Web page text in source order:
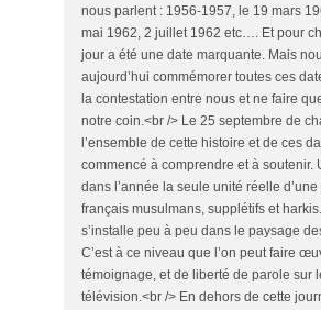
nous parlent : 1956-1957, le 19 mars
mai 1962, 2 juillet 1962 etc…. Et pour
jour a été une date marquante. Mais
aujourd’hui commémorer toutes ces
la contestation entre nous et ne faire
notre coin.<br /> Le 25 septembre de
l’ensemble de cette histoire et de ces
commencé à comprendre et à soutenir.
dans l’année la seule unité réelle
français musulmans, supplétifs et
s’installe peu à peu dans le paysage
C’est à ce niveau que l’on peut faire
témoignage, et de liberté de parole sur
télévision.<br /> En dehors de cette